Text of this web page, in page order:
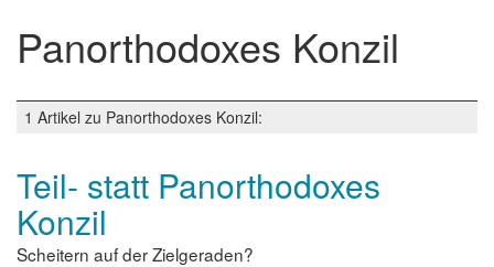
Panorthodoxes Konzil
1 Artikel zu Panorthodoxes Konzil:
Teil- statt Panorthodoxes
Konzil
Scheitern auf der Zielgeraden?